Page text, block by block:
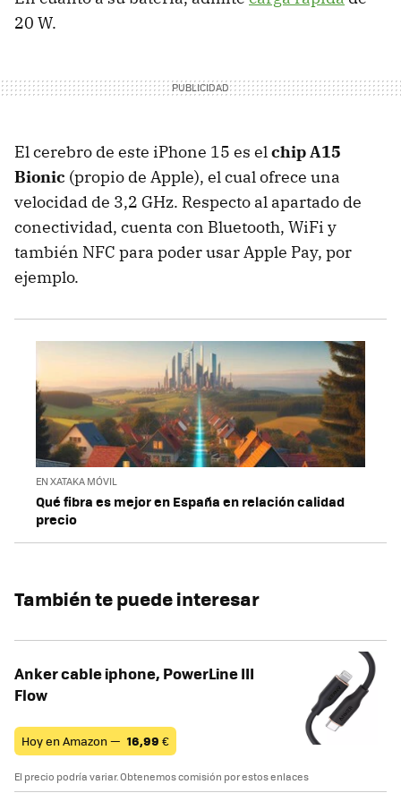
20 W.
El cerebro de este iPhone 15 es elchip A15
Bionic (propio de Apple), el cual ofrece una
velocidad de 3,2 GHz. Respecto al apartado de
conectividad, cuenta con Bluetooth, WiFi y
también NFC para poder usar Apple Pay, por
ejemplo.
EN XATAKA MÓVIL
Qué fibra es mejor en España en relación calidad
precio
También te puede interesar
Anker cable iphone, PowerLine III
Flow
Hoy en Amazon — 16,99 €
El precio podría variar. Obtenemos comisión por estos enlaces